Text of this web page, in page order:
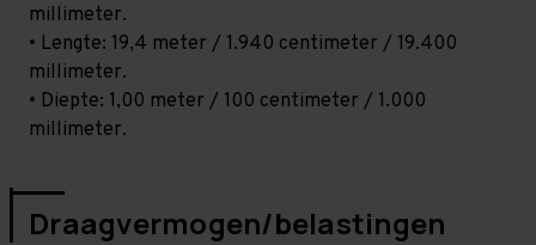
millimeter.
• Lengte: 19,4 meter / 1.940 centimeter / 19.400
millimeter.
• Diepte: 1,00 meter / 100 centimeter / 1.000
millimeter.
Draagvermogen/belastingen